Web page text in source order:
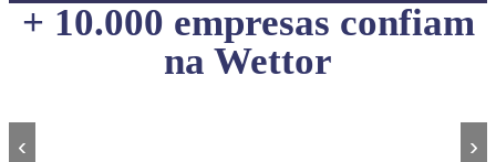
+ 10.000 empresas confiam
na Wettor
‹ ›